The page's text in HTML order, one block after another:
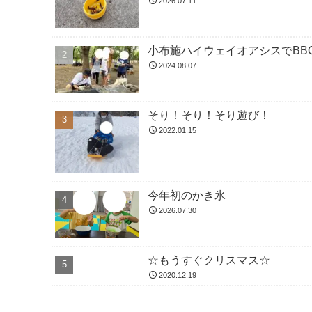
小布施ハイウェイオアシスで
2024.08.07
そり！そり！そり遊び！
2022.01.15
今年初のかき氷
2026.07.30
☆もうすぐクリスマス☆
2020.12.19